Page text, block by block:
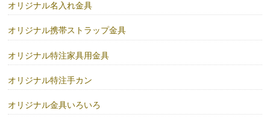
オリジナル名入れ金具
オリジナル携帯ストラップ金具
オリジナル特注家具用金具
オリジナル特注手カン
オリジナル金具いろいろ